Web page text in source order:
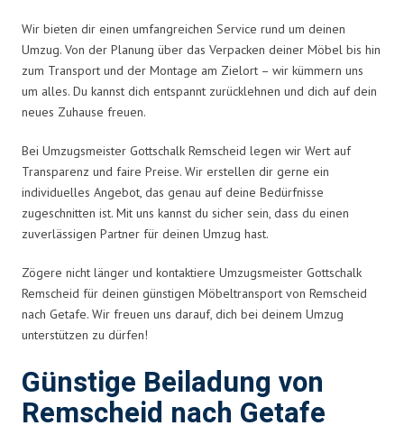
Wir bieten dir einen umfangreichen Service rund um deinen
Umzug. Von der Planung über das Verpacken deiner Möbel bis hin
zum Transport und der Montage am Zielort – wir kümmern uns
um alles. Du kannst dich entspannt zurücklehnen und dich auf dein
neues Zuhause freuen.
Bei Umzugsmeister Gottschalk Remscheid legen wir Wert auf
Transparenz und faire Preise. Wir erstellen dir gerne ein
individuelles Angebot, das genau auf deine Bedürfnisse
zugeschnitten ist. Mit uns kannst du sicher sein, dass du einen
zuverlässigen Partner für deinen Umzug hast.
Zögere nicht länger und kontaktiere Umzugsmeister Gottschalk
Remscheid für deinen günstigen Möbeltransport von Remscheid
nach Getafe. Wir freuen uns darauf, dich bei deinem Umzug
unterstützen zu dürfen!
Günstige Beiladung von
Remscheid nach Getafe